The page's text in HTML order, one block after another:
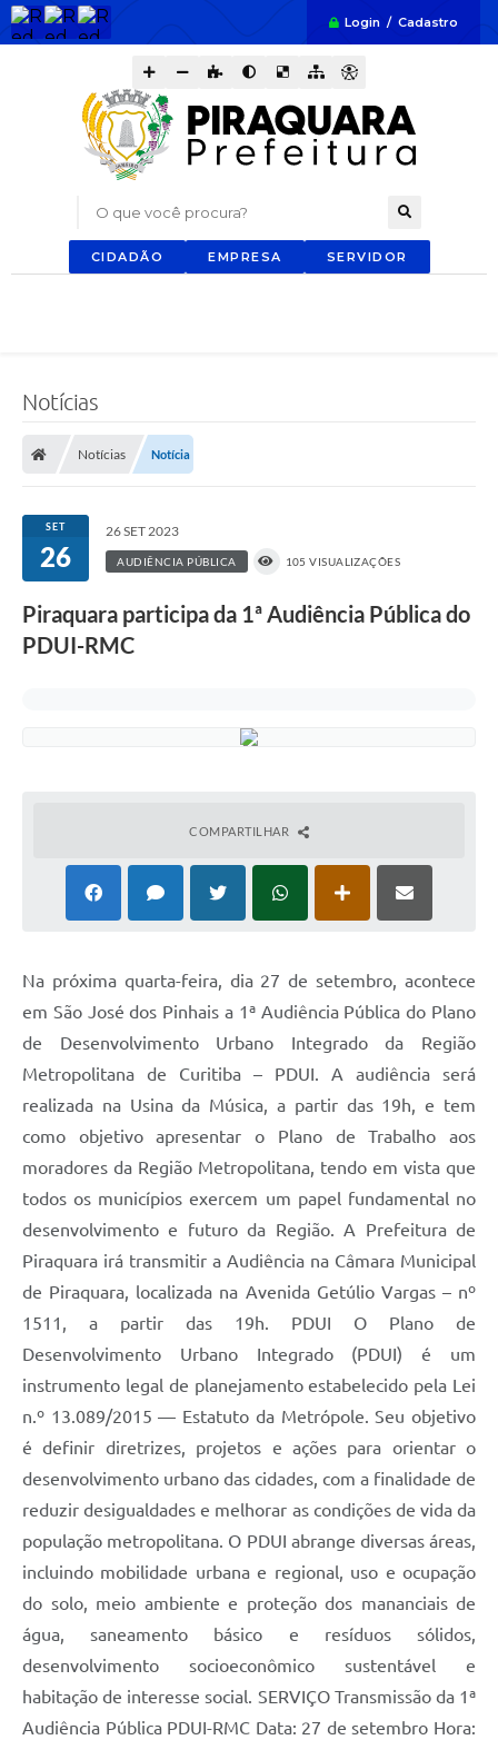
Login / Cadastro
O que você procura?
CIDADÃO EMPRESA SERVIDOR
Notícias
Notícias Notícia
SET
26
26 SET 2023
AUDIÊNCIA PÚBLICA 105 VISUALIZAÇÕES
Piraquara participa da 1ª Audiência Pública do
PDUI-RMC
COMPARTILHAR
Na próxima quarta-feira, dia 27 de setembro, acontece
em São José dos Pinhais a 1ª Audiência Pública do Plano
de Desenvolvimento Urbano Integrado da Região
Metropolitana de Curitiba – PDUI. A audiência será
realizada na Usina da Música, a partir das 19h, e tem
como objetivo apresentar o Plano de Trabalho aos
moradores da Região Metropolitana, tendo em vista que
todos os municípios exercem um papel fundamental no
desenvolvimento e futuro da Região. A Prefeitura de
Piraquara irá transmitir a Audiência na Câmara Municipal
de Piraquara, localizada na Avenida Getúlio Vargas – nº
1511, a partir das 19h. PDUI O Plano de
Desenvolvimento Urbano Integrado (PDUI) é um
instrumento legal de planejamento estabelecido pela Lei
n.º 13.089/2015 — Estatuto da Metrópole. Seu objetivo
é definir diretrizes, projetos e ações para orientar o
desenvolvimento urbano das cidades, com a finalidade de
reduzir desigualdades e melhorar as condições de vida da
população metropolitana. O PDUI abrange diversas áreas,
incluindo mobilidade urbana e regional, uso e ocupação
do solo, meio ambiente e proteção dos mananciais de
água, saneamento básico e resíduos sólidos,
desenvolvimento socioeconômico sustentável e
habitação de interesse social. SERVIÇO Transmissão da 1ª
Audiência Pública PDUI-RMC Data: 27 de setembro Hora: